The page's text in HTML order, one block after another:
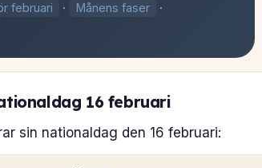
februari · Månens faser
·
16 februari
sin nationaldag den 16 februari: